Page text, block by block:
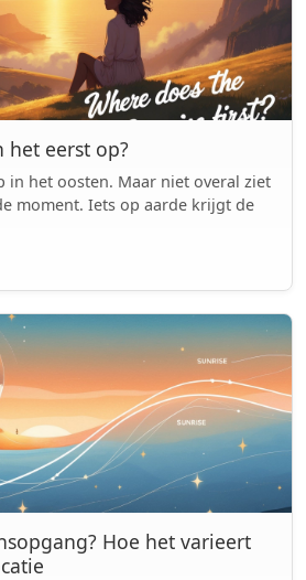
het eerst op?
in het oosten. Maar niet overal ziet
moment. Iets op aarde krijgt de
Hoe het varieert